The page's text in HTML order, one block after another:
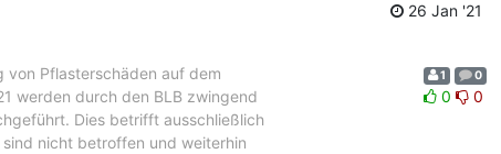
26 Jan '21
von Pflasterschäden auf dem
werden durch den BLB zwingend
Dies betrifft ausschließlich
nicht betroffen und weiterhin
1 0
0 0